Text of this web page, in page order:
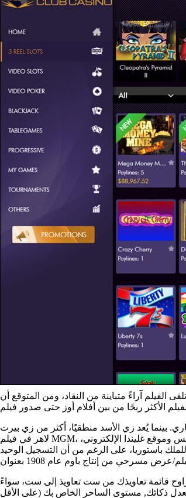
آراءً متباينة من النقاد، ومن المتوقع أن
بينما يُعد زي الأسد منطقيًا، أكثر من زي بيرت
لاهر في فيلم MGM، فإن هدفه الرئيسي هو تقديم بعض المشاهد الكوميدية وإخافة الأشرار بين الحين والآخر. تدور أحداث إعادة إنتاجه لهذه المشاهد في منطقة الحدود الجديدة بين أونس وموقع غليندا الإلكتروني،
باستوريا، على الرغم من أن التسجيل الوحيد
وبفضل عبقريتك، تتعلم أساليبك الخاصة من خلال البحث الدؤوب والحفظ. إذا كان ذكاؤك أقل من 16، فستتراوح قائمة تعاويذك من ست تعاويذ إلى ست، سواءً
ذكائك, مستوى الساحر الخاص بك (على الأقل